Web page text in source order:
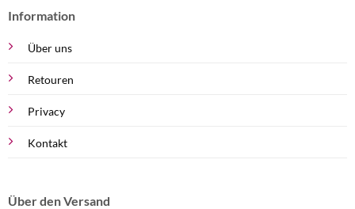
Information
Über uns
Retouren
Privacy
Kontakt
Über den Versand